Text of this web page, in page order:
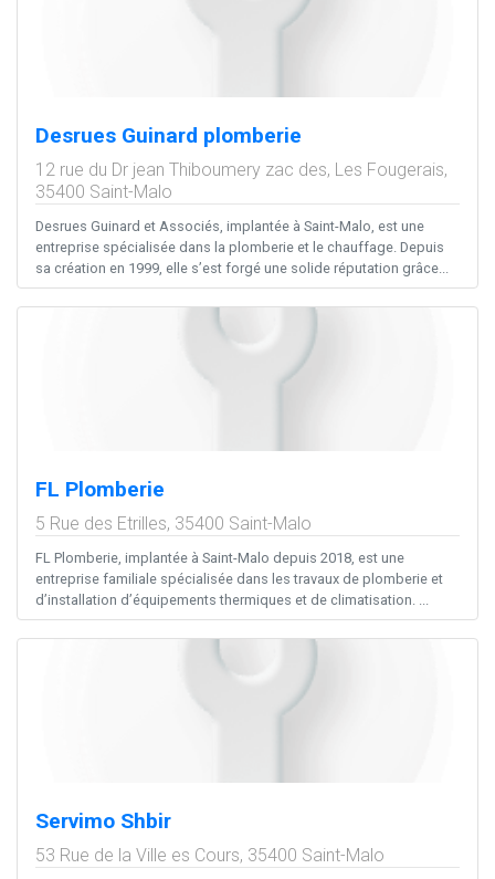
Desrues Guinard plomberie
12 rue du Dr jean Thiboumery zac des, Les Fougerais,
35400 Saint-Malo
Desrues Guinard et Associés, implantée à Saint-Malo, est une
entreprise spécialisée dans la plomberie et le chauffage. Depuis
sa création en 1999, elle s’est forgé une solide réputation grâce...
FL Plomberie
5 Rue des Etrilles, 35400 Saint-Malo
FL Plomberie, implantée à Saint-Malo depuis 2018, est une
entreprise familiale spécialisée dans les travaux de plomberie et
d’installation d’équipements thermiques et de climatisation. ...
Servimo Shbir
53 Rue de la Ville es Cours, 35400 Saint-Malo